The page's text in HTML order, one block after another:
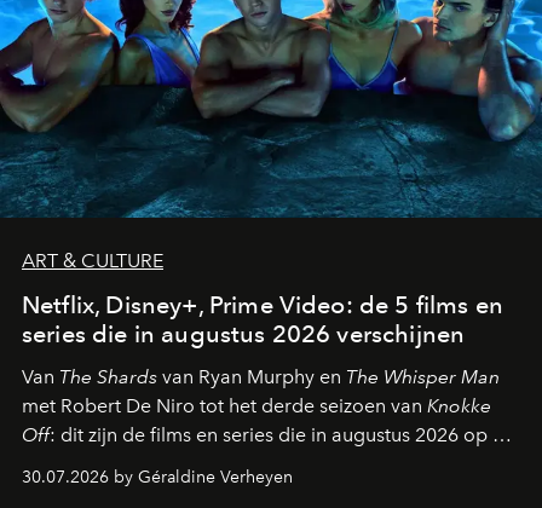
ART & CULTURE
Netflix, Disney+, Prime Video: de 5 films en
series die in augustus 2026 verschijnen
Van The Shards van Ryan Murphy en The Whisper Man
met Robert De Niro tot het derde seizoen van Knokke
Off: dit zijn de films en series die in augustus 2026 op de
streamingplatformen verschijnen.
30.07.2026 by Géraldine Verheyen